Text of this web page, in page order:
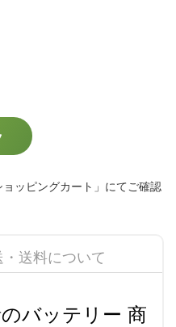
ッピングカート」にてご確認
・送料について
バッテリー 商